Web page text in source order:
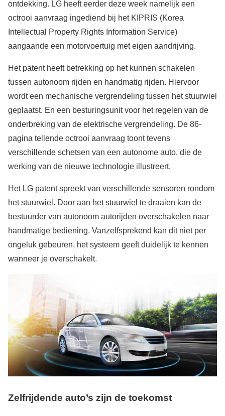
ontdekking. LG heeft eerder deze week namelijk een
octrooi aanvraag ingediend bij het KIPRIS (Korea
Intellectual Property Rights Information Service)
aangaande een motorvoertuig met eigen aandrijving.
Het patent heeft betrekking op het kunnen schakelen
tussen autonoom rijden en handmatig rijden. Hiervoor
wordt een mechanische vergrendeling tussen het stuurwiel
geplaatst. En een besturingsunit voor het regelen van de
onderbreking van de elektrische vergrendeling. De 86-
pagina tellende octrooi aanvraag toont tevens
verschillende schetsen van een autonome auto, die de
werking van de nieuwe technologie illustreert.
Het LG patent spreekt van verschillende sensoren rondom
het stuurwiel. Door aan het stuurwiel te draaien kan de
bestuurder van autonoom autorijden overschakelen naar
handmatige bediening. Vanzelfsprekend kan dit niet per
ongeluk gebeuren, het systeem geeft duidelijk te kennen
wanneer je overschakelt.
Zelfrijdende auto’s zijn de toekomst